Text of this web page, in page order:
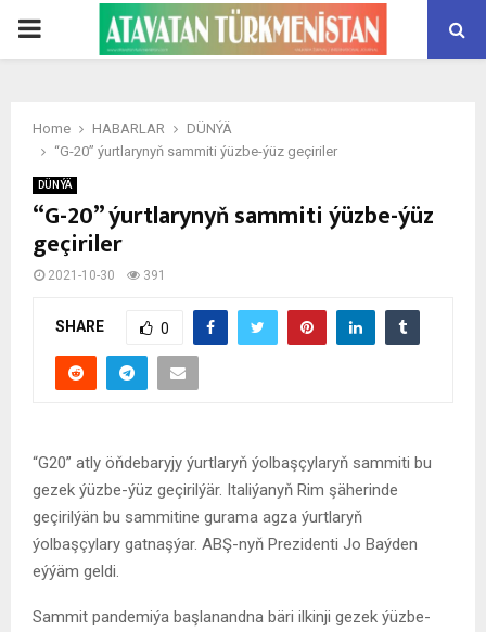
PRIMARY
Home HABARLAR
DÜNÝÄ
“G-20” ýurtlarynyň sammiti ýüzbe-ýüz geçiriler
DÜNÝÄ
“G-20” ýurtlarynyň sammiti ýüzbe-ýüz
geçiriler
2021-10-30 391
SHARE 0
“G20” atly öňdebaryjy ýurtlaryň ýolbaşçylaryň sammiti bu
gezek ýüzbe-ýüz geçirilýär. Italiýanyň Rim şäherinde
geçirilýän bu sammitine gurama agza ýurtlaryň
ýolbaşçylary gatnaşýar. ABŞ-nyň Prezidenti Jo Baýden
eýýäm geldi.
Sammit pandemiýa başlanandna bäri ilkinji gezek ýüzbe-